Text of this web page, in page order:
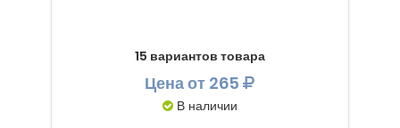
15 вариантов товара
Ценаот 265
В наличии